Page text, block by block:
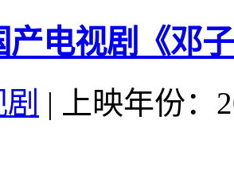
产电视剧《邓
|
上映年份：